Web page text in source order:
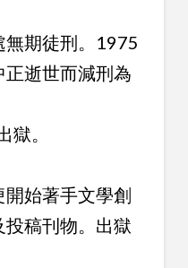
無期徒刑。1975
逝世而減刑為
。
開始著手文學創
稿刊物。出獄